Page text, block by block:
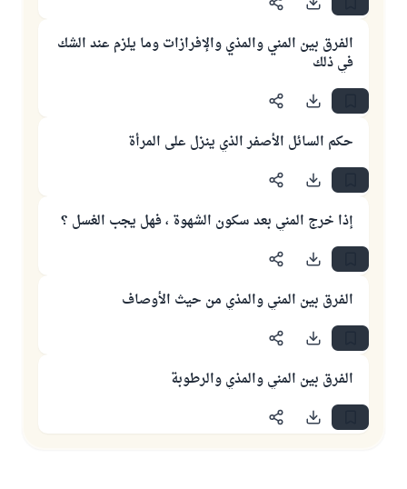
الفرق بين المني والمذي والإفرازات وما يلزم عند الشك
في ذلك
حكم السائل الأصفر الذي ينزل على المرأة
إذا خرج المني بعد سكون الشهوة ، فهل يجب الغسل ؟
الفرق بين المني والمذي من حيث الأوصاف
الفرق بين المني والمذي والرطوبة